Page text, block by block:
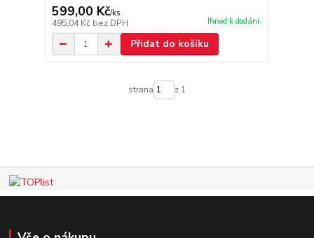
599,00 Kč/ks
495,04 Kč bez DPH Ihned k dodání
Přidat do košíku
strana z 1